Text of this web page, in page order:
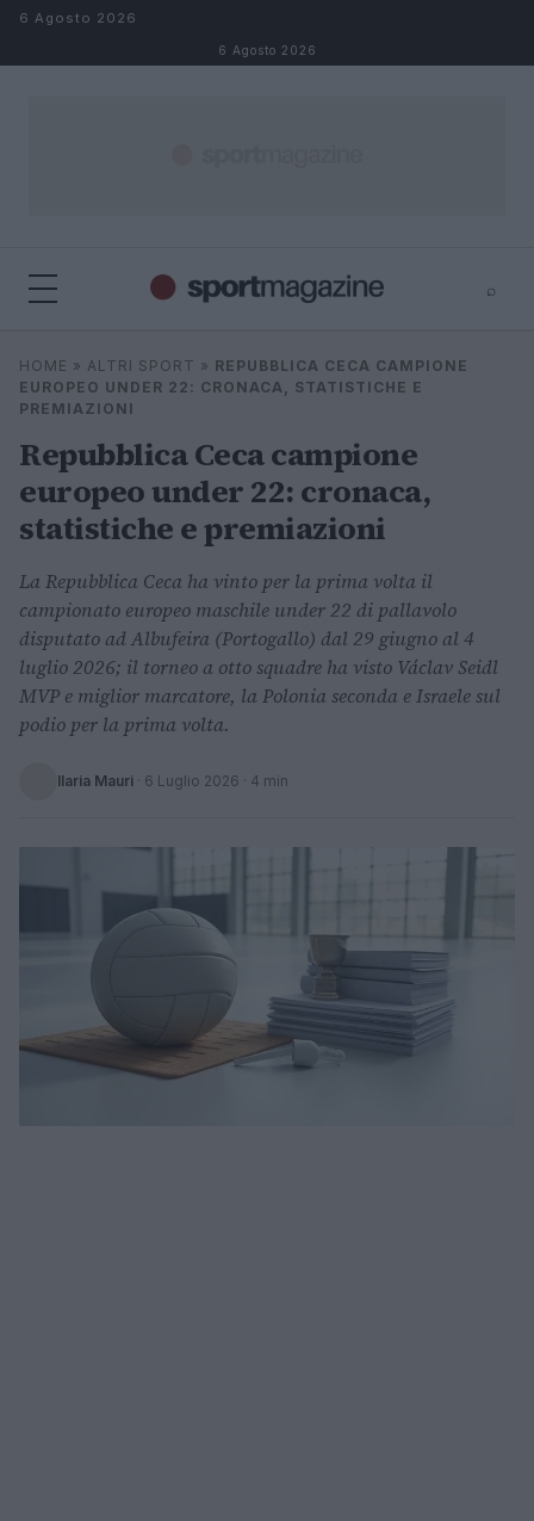
Salta al contenuto
6 Agosto 2026
6 Agosto 2026
⌕
Cerca
⌕
HOME » ALTRI SPORT » REPUBBLICA CECA CAMPIONE
EUROPEO UNDER 22: CRONACA, STATISTICHE E
PREMIAZIONI
Repubblica Ceca campione
europeo under 22: cronaca,
statistiche e premiazioni
La Repubblica Ceca ha vinto per la prima volta il
campionato europeo maschile under 22 di pallavolo
disputato ad Albufeira (Portogallo) dal 29 giugno al 4
luglio 2026; il torneo a otto squadre ha visto Václav Seidl
MVP e miglior marcatore, la Polonia seconda e Israele sul
podio per la prima volta.
Ilaria Mauri · 6 Luglio 2026 · 4 min